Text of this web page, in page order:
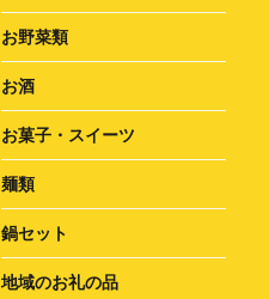
お野菜類
お酒
お菓子・スイーツ
麺類
鍋セット
地域のお礼の品